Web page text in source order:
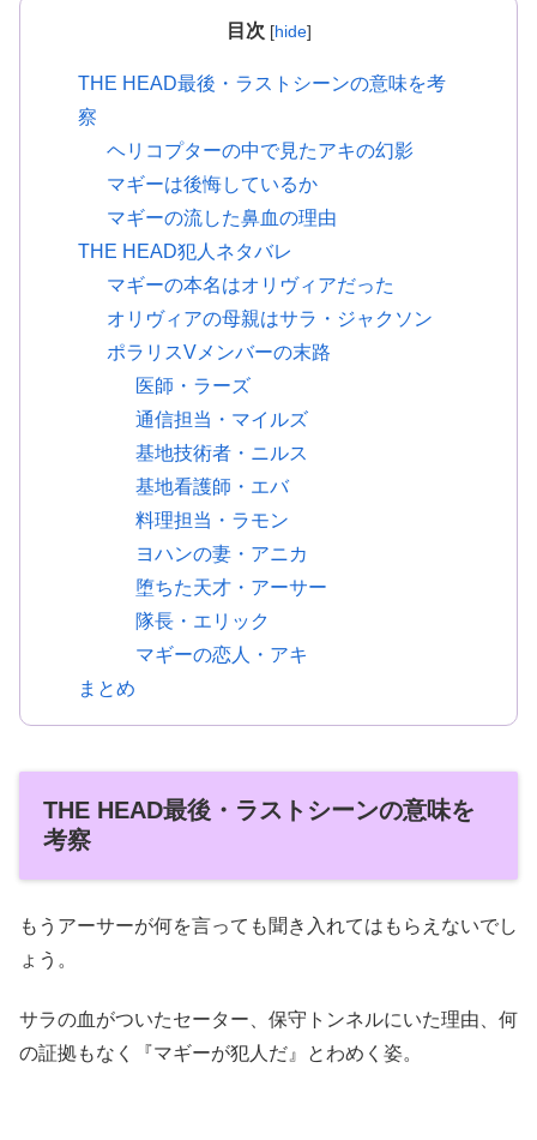
目次 [hide]
THE HEAD最後・ラストシーンの意味を考
察
ヘリコプターの中で見たアキの幻影
マギーは後悔しているか
マギーの流した鼻血の理由
THE HEAD犯人ネタバレ
マギーの本名はオリヴィアだった
オリヴィアの母親はサラ・ジャクソン
ポラリスVメンバーの末路
医師・ラーズ
通信担当・マイルズ
基地技術者・ニルス
基地看護師・エバ
料理担当・ラモン
ヨハンの妻・アニカ
堕ちた天才・アーサー
隊長・エリック
マギーの恋人・アキ
まとめ
THE HEAD最後・ラストシーンの意味を
考察
もうアーサーが何を言っても聞き入れてはもらえないでし
ょう。
サラの血がついたセーター、保守トンネルにいた理由、何
の証拠もなく『マギーが犯人だ』とわめく姿。